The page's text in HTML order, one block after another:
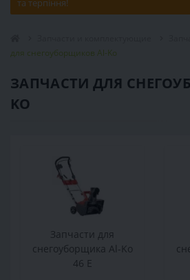
та терпіння!
для снегоуборщиков Al-Ko
ЗАПЧАСТИ ДЛЯ
KO
Запчасти для
снегоуборщика Al-Ko
46 Е